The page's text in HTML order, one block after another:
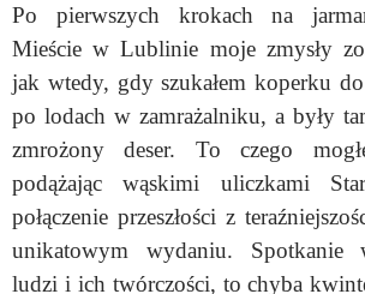
Po pierwszych krokach na
Mieście w Lublinie moje zmysły
jak wtedy, gdy szukałem koperku
po lodach w zamrażalniku, a były
zmrożony deser. To czego
podążając wąskimi uliczkami
połączenie przeszłości z
unikatowym wydaniu. Spotkanie
ludzi i ich twórczości, to chyba